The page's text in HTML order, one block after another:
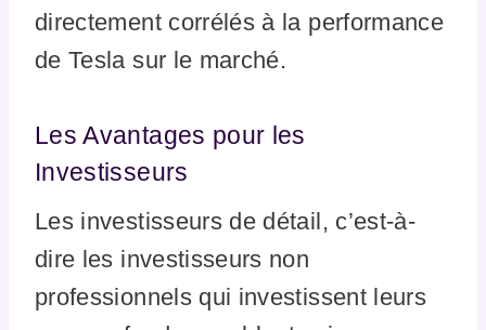
directement corrélés à la performance
de Tesla sur le marché.
Les Avantages pour les
Investisseurs
Les investisseurs de détail, c’est-à-
dire les investisseurs non
professionnels qui investissent leurs